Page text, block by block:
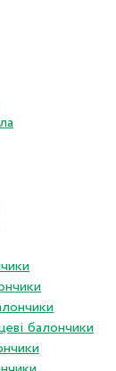
балончики